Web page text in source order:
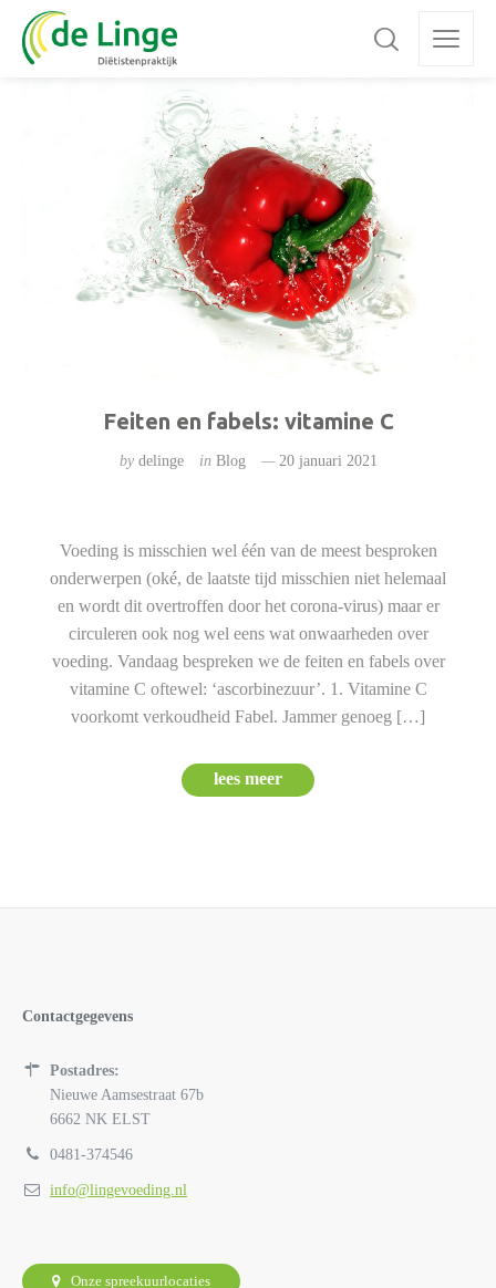
Feiten en fabels: vitamine C
by delinge in Blog 20 januari 2021
Voeding is misschien wel één van de meest besproken
onderwerpen (oké, de laatste tijd misschien niet helemaal
en wordt dit overtroffen door het corona-virus) maar er
circuleren ook nog wel eens wat onwaarheden over
voeding. Vandaag bespreken we de feiten en fabels over
vitamine C oftewel: ‘ascorbinezuur’. 1. Vitamine C
voorkomt verkoudheid Fabel. Jammer genoeg […]
lees meer
Contactgegevens
Postadres:
Nieuwe Aamsestraat 67b
6662 NK ELST
0481-374546
info@lingevoeding.nl
Onze spreekuurlocaties